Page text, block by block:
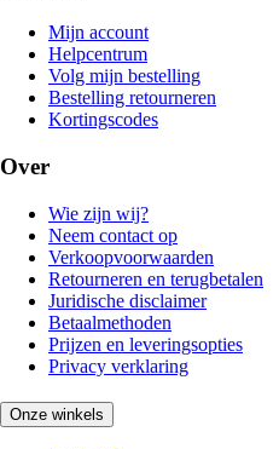
Mijn account
Helpcentrum
Volg mijn bestelling
Bestelling retourneren
Kortingscodes
Over
Wie zijn wij?
Neem contact op
Verkoopvoorwaarden
Retourneren en terugbetalen
Juridische disclaimer
Betaalmethoden
Prijzen en leveringsopties
Privacy verklaring
Onze winkels